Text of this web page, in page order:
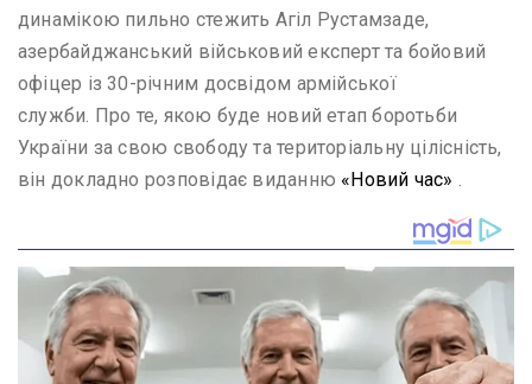
динамікою пильно стежить Агіл Рустамзаде,
азербайджанський військовий експерт та бойовий
офіцер із 30-річним досвідом армійської
служби. Про те, якою буде новий етап боротьби
України за свою свободу та територіальну цілісність,
він докладно розповідає виданню «Новий час»